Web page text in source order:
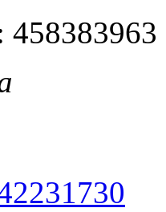
458383963